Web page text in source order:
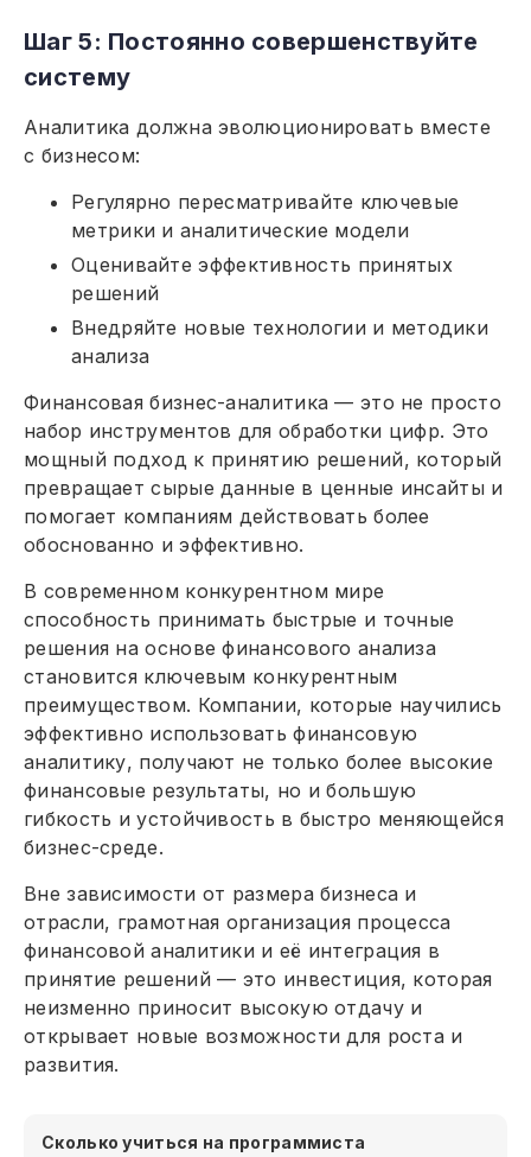
Шаг 5: Постоянно совершенствуйте
систему
Аналитика должна эволюционировать вместе
с бизнесом:
Регулярно пересматривайте ключевые
метрики и аналитические модели
Оценивайте эффективность принятых
решений
Внедряйте новые технологии и методики
анализа
Финансовая бизнес-аналитика — это не просто
набор инструментов для обработки цифр. Это
мощный подход к принятию решений, который
превращает сырые данные в ценные инсайты и
помогает компаниям действовать более
обоснованно и эффективно.
В современном конкурентном мире
способность принимать быстрые и точные
решения на основе финансового анализа
становится ключевым конкурентным
преимуществом. Компании, которые научились
эффективно использовать финансовую
аналитику, получают не только более высокие
финансовые результаты, но и большую
гибкость и устойчивость в быстро меняющейся
бизнес-среде.
Вне зависимости от размера бизнеса и
отрасли, грамотная организация процесса
финансовой аналитики и её интеграция в
принятие решений — это инвестиция, которая
неизменно приносит высокую отдачу и
открывает новые возможности для роста и
развития.
Сколько учиться на программиста